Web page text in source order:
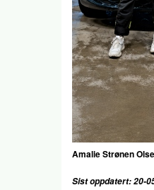
Amalie Strønen
Sist oppdatert: 20-